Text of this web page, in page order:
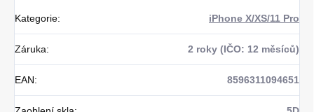
Kategorie: iPhone X/XS/11 Pro
Záruka: 2 roky (IČO: 12 měsíců)
EAN: 8596311094651